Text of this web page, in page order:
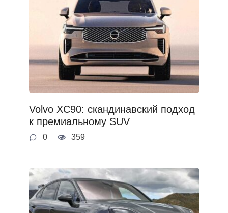
Volvo XC90: скандинавский подход
к премиальному SUV
0 359